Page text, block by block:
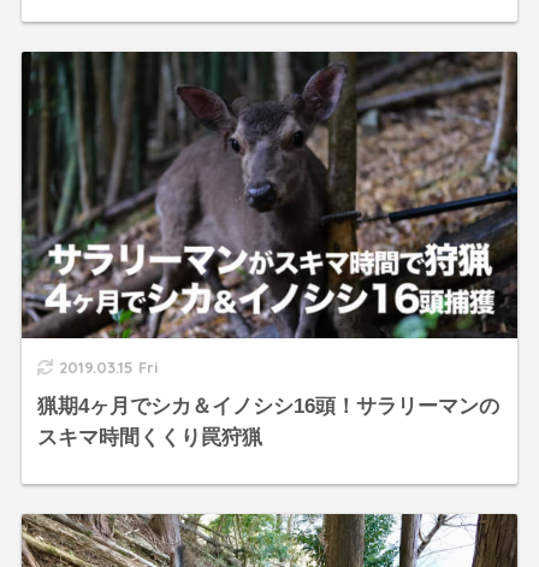
2019.03.15 Fri
猟期4ヶ月でシカ＆イノシシ16頭！サラリーマンの
スキマ時間くくり罠狩猟